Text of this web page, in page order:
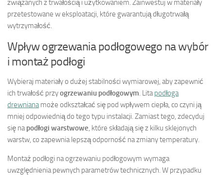
związanych z trwałością i użytkowaniem. Zainwestuj w materiały
przetestowane w eksploatacji, które gwarantują długotrwałą
wytrzymałość.
Wpływ ogrzewania podłogowego na wybór
i montaż podłogi
Wybieraj materiały o dużej stabilności wymiarowej, aby zapewnić
ich trwałość przyogrzewaniu podłogowym. Litapodłoga
drewnianamoże odkształcać się pod wpływem ciepła, co czyni ją
mniej odpowiednią do tego typu instalacji. Zamiast tego, zdecyduj
się napodłogi warstwowe, które składają się z kilku sklejonych
warstw, co zapewnia lepszą odporność na zmiany temperatury.
Montaż podłogi na ogrzewaniu podłogowym wymaga
uwzględnienia pewnych parametrów technicznych. W przypadku